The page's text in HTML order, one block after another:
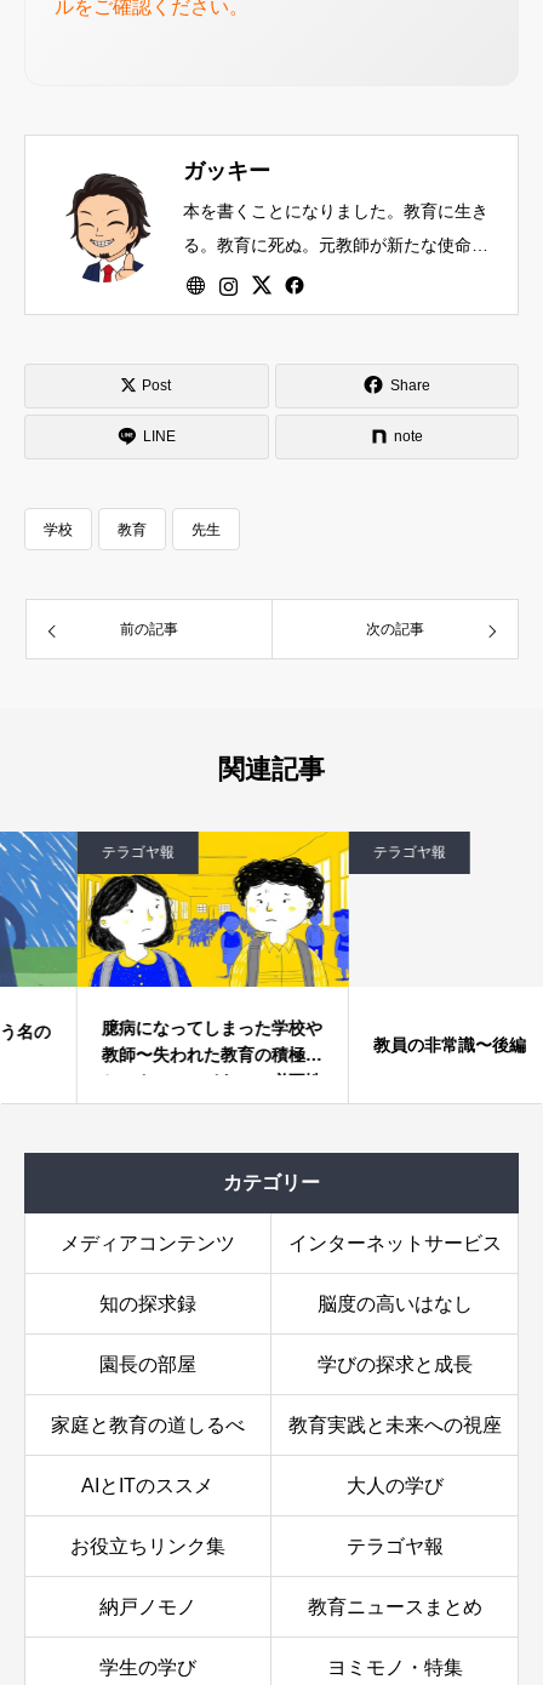
ルをご確認ください。
ガッキー
本を書くことになりました。教育に生き
る。教育に死ぬ。元教師が新たな使命に
目覚め、愛のない教育をぶっ壊す。最新
脳科学を引っ提げ、知識以上に心を育む
たちと共にシン未来をつくる...株式会社
Lyapunov COO 株式会社人心家CEO
Post Share
LINE note
学校 教育 先生
前の記事 次の記事
関連記事
テラゴヤ報
臆病になってしまった学校や
教師〜失われた教育の積極性
とスクールロイヤーの必要性
テラゴヤ報
教員の非常識〜後編
カテゴリー
メディアコンテンツ インターネットサービス
知の探求録 脳度の高いはなし
園長の部屋 学びの探求と成長
家庭と教育の道しるべ 教育実践と未来への視座
AIとITのススメ 大人の学び
お役立ちリンク集 テラゴヤ報
納戸ノモノ 教育ニュースまとめ
学生の学び ヨミモノ・特集